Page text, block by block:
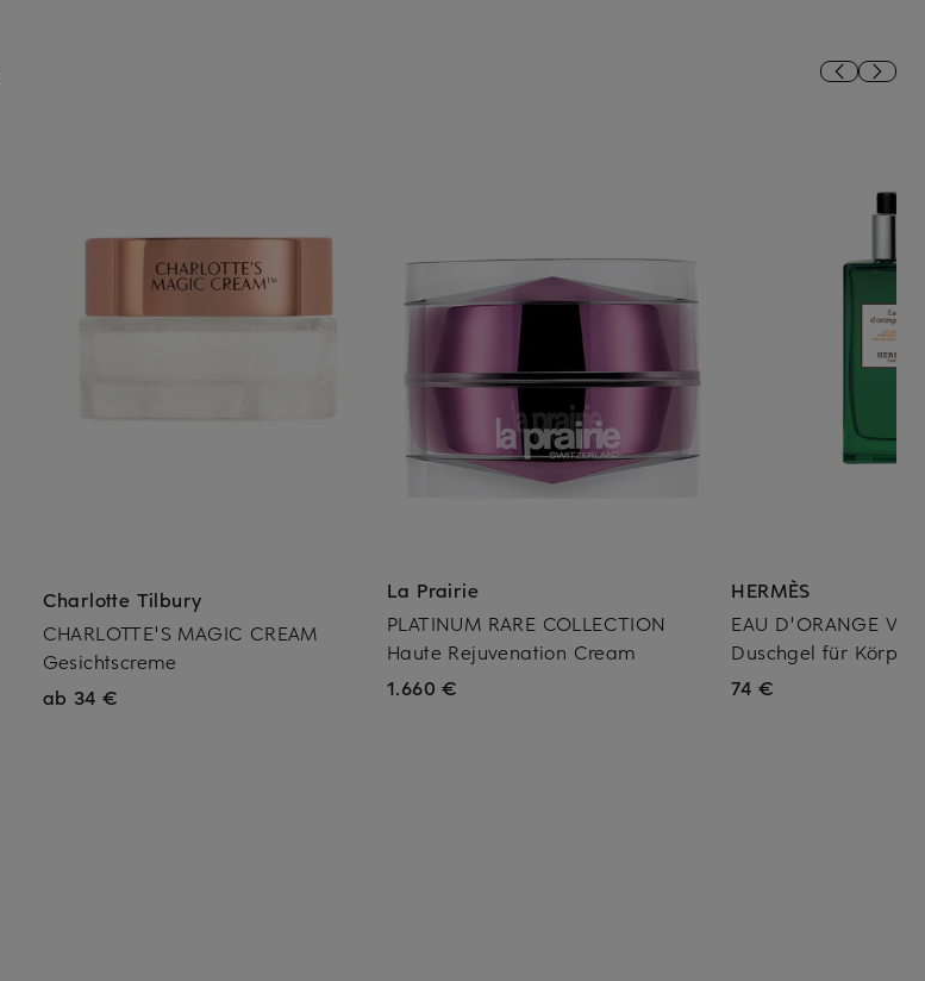
Charlotte Tilbury
CHARLOTTE'S MAGIC CREAM
Gesichtscreme
ab 34 €
La Prairie
PLATINUM RARE COLLECTION
Haute Rejuvenation Cream
1.660 €
HERMÈS
EAU D'ORANGE
Duschgel für Körper
74 €